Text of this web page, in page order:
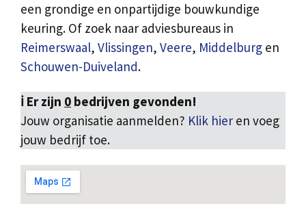
een grondige en onpartijdige bouwkundige
keuring. Of zoek naar adviesbureaus in
Reimerswaal, Vlissingen, Veere, Middelburg en
Schouwen-Duiveland.
ℹ️ Er zijn 0 bedrijven gevonden!
Jouw organisatie aanmelden? Klik hier en voeg
jouw bedrijf toe.